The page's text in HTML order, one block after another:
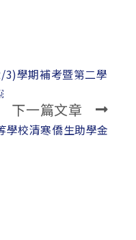
學期補考暨第二學
下一篇文章
學校清寒僑生助學金